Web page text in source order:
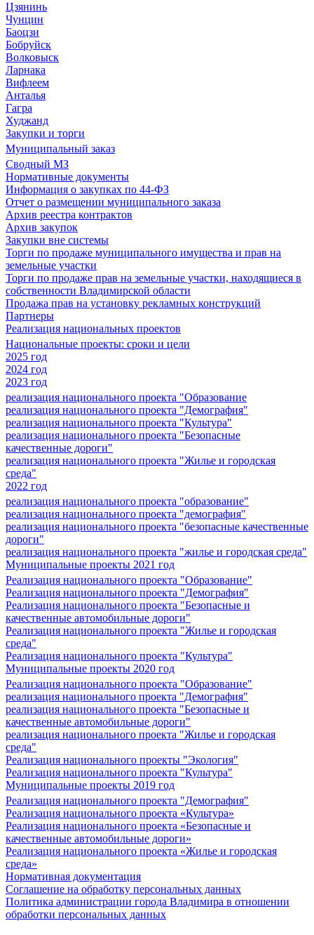
Цзянинь
Чунцин
Баоцзи
Бобруйск
Волковыск
Ларнака
Вифлеем
Анталья
Гагра
Худжанд
Закупки и торги
Муниципальный заказ
Сводный МЗ
Нормативные документы
Информация о закупках по 44-ФЗ
Отчет о размещении муниципального заказа
Архив реестра контрактов
Архив закупок
Закупки вне системы
Торги по продаже муниципального имущества и прав на
земельные участки
Торги по продаже прав на земельные участки, находящиеся в
собственности Владимирской области
Продажа прав на установку рекламных конструкций
Партнеры
Реализация национальных проектов
Национальные проекты: сроки и цели
2025 год
2024 год
2023 год
реализация национального проекта "Образование
реализация национального проекта "Демография"
реализация национального проекта "Культура"
реализация национального проекта "Безопасные
качественные дороги"
реализация национального проекта "Жилье и городская
среда"
2022 год
реализация национального проекта "образование"
реализация национального проекта "демография"
реализация национального проекта "безопасные качественные
дороги"
реализация национального проекта "жилье и городская среда"
Муниципальные проекты 2021 год
Реализация национального проекта "Образование"
Реализация национального проекта "Демография"
Реализация национального проекта "Безопасные и
качественные автомобильные дороги"
Реализация национального проекта "Жилье и городская
среда"
Реализация национального проекта "Культура"
Муниципальные проекты 2020 год
Реализация национального проекта "Образование"
реализация национального проекта "Демография"
реализация национального проекта "Безопасные и
качественные автомобильные дороги"
реализация национального проекта "Жилье и городская
среда"
Реализация национального проекты "Экология"
Реализация национального проекта "Культура"
Муниципальные проекты 2019 год
Реализация национального проекта "Демография"
Реализация национального проекта «Культура»
Реализация национального проекта «Безопасные и
качественные автомобильные дороги»
Реализация национального проекта «Жилье и городская
среда»
Нормативная документация
Соглашение на обработку персональных данных
Политика администрации города Владимира в отношении
обработки персональных данных